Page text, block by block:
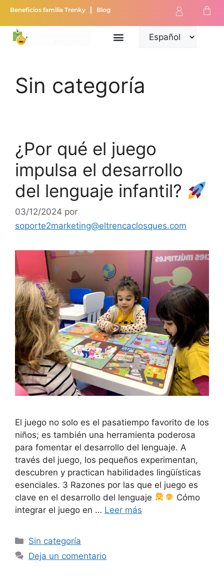
Beneficios familia Trenky Blog
Sin categoría
¿Por qué el juego
impulsa el desarrollo
del lenguaje infantil?
03/12/2024 por
soporte2marketing@eltrencaclosques.com
El juego no solo es el pasatiempo favorito de los
niños; es también una herramienta poderosa
para fomentar el desarrollo del lenguaje. A
través del juego, los pequeños experimentan,
descubren y practican habilidades lingüísticas
esenciales. 3 Razones por las que el juego es
clave en el desarrollo del lenguaje
Cómo
integrar el juego en … Leer más
Sin categoría
Deja un comentario